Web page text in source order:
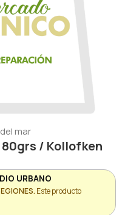
mar
/ Kollofken
URBANO
Este producto